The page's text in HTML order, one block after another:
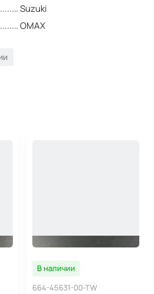
Suzuki
OMAX
В наличии
664-45631-00-TW